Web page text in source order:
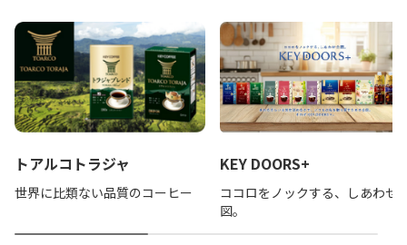
トアルコトラジャ
世界に比類ない品質のコーヒー
KEY DOORS+
ココロをノックする、しあわせ
図。